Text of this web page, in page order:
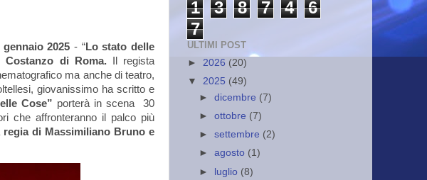
gennaio 2025 - “Lo stato delle
Costanzo di Roma.Il regista
ma anche di teatro,
giovanissimo ha scritto e
Cose” porterà in scena
30
che affronteranno il palco più
regia di Massimiliano Bruno e
1 3 8 7 4
6
7
ULTIMI POST
► 2026 (20)
▼ 2025 (49)
►dicembre (7)
►ottobre (7)
►settembre (2)
►agosto (1)
► luglio (8)